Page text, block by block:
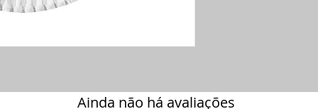
Ainda não há avaliações